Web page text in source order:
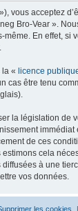
vous acceptez
Bro-Vear ».
En effet, si
la « licence
cas être tenu
la législation de
immédiat
de ces
cela
à une
vos données.
les cookies